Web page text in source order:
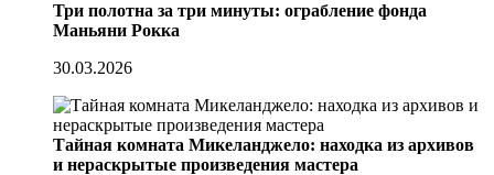
Три полотна за три минуты: ограбление фонда
Маньяни Рокка
30.03.2026
Тайная комната Микеланджело: находка из архивов
и нераскрытые произведения мастера